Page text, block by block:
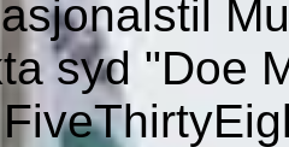
syd "Doe